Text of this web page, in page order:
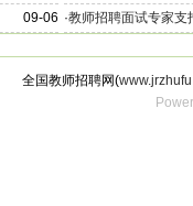
09-06 ·教师招聘面试专家支
全国教师招聘网(